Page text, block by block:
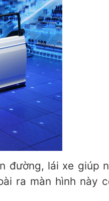
đường, lái xe giúp
ra màn hình này